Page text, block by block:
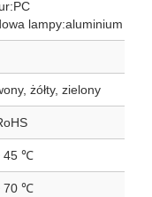
lampy:aluminium
żółty, zielony
45 ℃
70 ℃